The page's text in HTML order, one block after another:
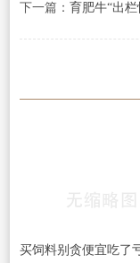
下一篇： 育肥牛“出